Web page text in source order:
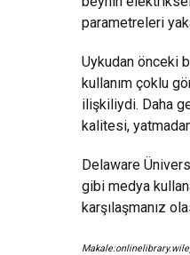
parametreleri
Uykudan önceki
kullanım çoklu
ilişkiliydi. Daha
kalitesi,
Delaware
gibi medya
karşılaşmanız
Makale: